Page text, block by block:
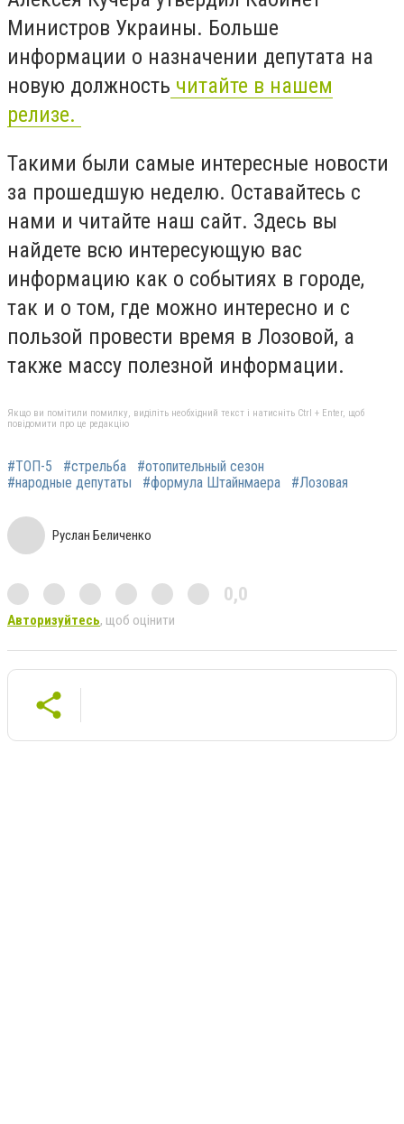
Министров Украины. Больше
информации о назначении депутата на
новую должность читайте в нашем
релизе.
Такими были самые интересные новости
за прошедшую неделю. Оставайтесь с
нами и читайте наш сайт. Здесь вы
найдете всю интересующую вас
информацию как о событиях в городе,
так и о том, где можно интересно и с
пользой провести время в Лозовой, а
также массу полезной информации.
Якщо ви помітили помилку, виділіть необхідний текст і натисніть Ctrl + Enter, щоб
повідомити про це редакцію
#ТОП-5 #стрельба
#отопительный сезон
#народные депутаты
#формула Штайнмаера #Лозовая
Руслан Беличенко
0,0
Авторизуйтесь, щоб оцінити